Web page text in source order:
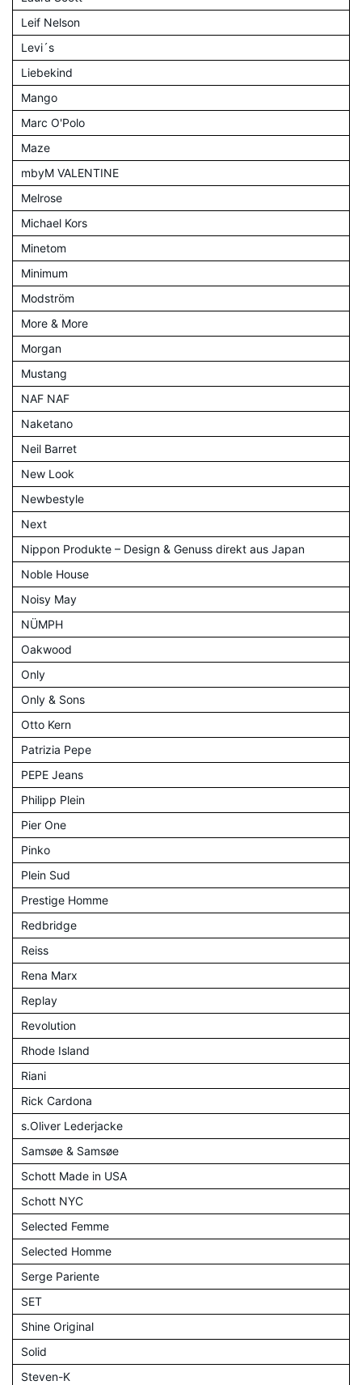
Leif Nelson
Levi´s
Liebekind
Mango
Marc O'Polo
Maze
mbyM VALENTINE
Melrose
Michael Kors
Minetom
Minimum
Modström
More & More
Morgan
Mustang
NAF NAF
Naketano
Neil Barret
New Look
Newbestyle
Next
Nippon Produkte – Design & Genuss direkt aus Japan
Noble House
Noisy May
NÜMPH
Oakwood
Only
Only & Sons
Otto Kern
Patrizia Pepe
PEPE Jeans
Philipp Plein
Pier One
Pinko
Plein Sud
Prestige Homme
Redbridge
Reiss
Rena Marx
Replay
Revolution
Rhode Island
Riani
Rick Cardona
s.Oliver Lederjacke
Samsøe & Samsøe
Schott Made in USA
Schott NYC
Selected Femme
Selected Homme
Serge Pariente
SET
Shine Original
Solid
Steven-K